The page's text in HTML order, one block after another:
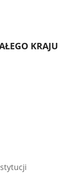
KRAJU